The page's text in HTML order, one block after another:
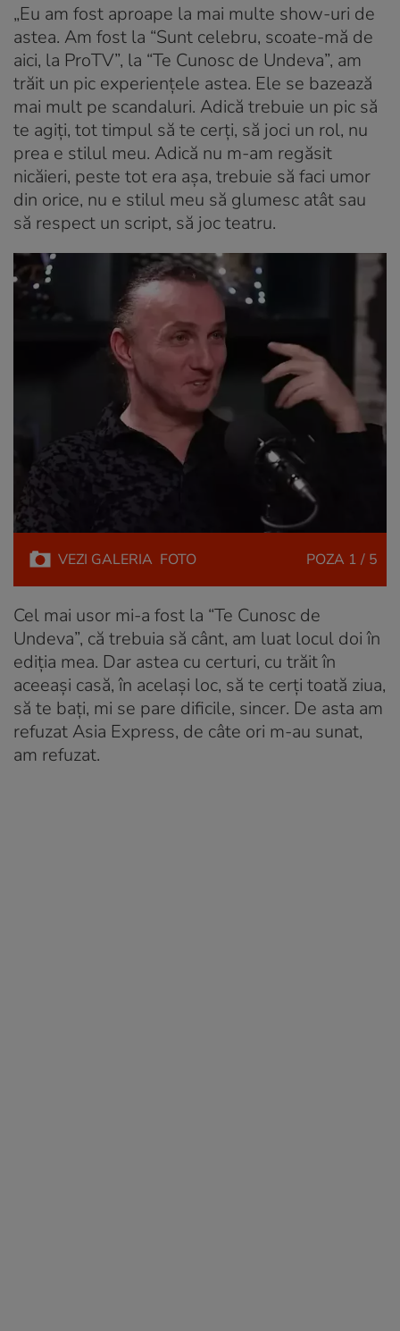
„Eu am fost aproape la mai multe show-uri de
astea. Am fost la “Sunt celebru, scoate-mă de
aici, la ProTV”, la “Te Cunosc de Undeva”, am
trăit un pic experiențele astea. Ele se bazează
mai mult pe scandaluri. Adică trebuie un pic să
te agiți, tot timpul să te cerți, să joci un rol, nu
prea e stilul meu. Adică nu m-am regăsit
nicăieri, peste tot era așa, trebuie să faci umor
din orice, nu e stilul meu să glumesc atât sau
să respect un script, să joc teatru.
VEZI GALERIA FOTO POZA 1 / 5
Cel mai usor mi-a fost la “Te Cunosc de
Undeva”, că trebuia să cânt, am luat locul doi în
ediția mea. Dar astea cu certuri, cu trăit în
aceeași casă, în același loc, să te cerți toată ziua,
să te bați, mi se pare dificile, sincer. De asta am
refuzat Asia Express, de câte ori m-au sunat,
am refuzat.